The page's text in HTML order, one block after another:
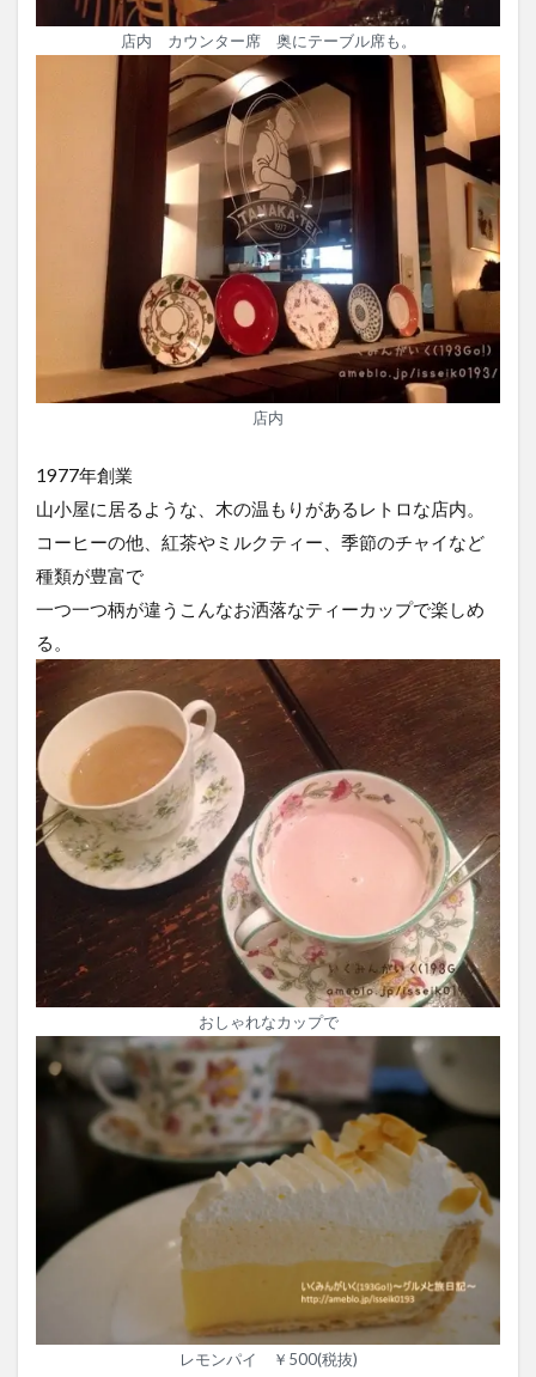
店内 カウンター席 奥にテーブル席も。
店内
1977年創業
山小屋に居るような、木の温もりがあるレトロな店内。
コーヒーの他、紅茶やミルクティー、季節のチャイなど
種類が豊富で
一つ一つ柄が違うこんなお洒落なティーカップで楽しめ
る。
おしゃれなカップで
レモンパイ ￥500(税抜)